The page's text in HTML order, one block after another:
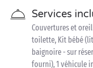
Services
Couvertures et
toilette, Kit bébé
baignoire - sur
fourni), 1 véhicule